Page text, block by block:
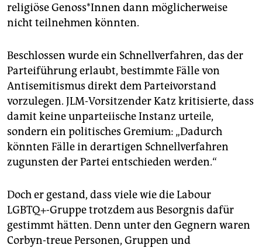
religiöse Genoss*Innen dann möglicherweise
nicht teilnehmen könnten.
Beschlossen wurde ein Schnellverfahren, das der
Parteiführung erlaubt, bestimmte Fälle von
Antisemitismus direkt dem Parteivorstand
vorzulegen. JLM-Vorsitzender Katz kritisierte, dass
damit keine unparteiische Instanz urteile,
sondern ein politisches Gremium: „Dadurch
könnten Fälle in derartigen Schnellverfahren
zugunsten der Partei entschieden werden.“
Doch er gestand, dass viele wie die Labour
LGBTQ+-Gruppe trotzdem aus Besorgnis dafür
gestimmt hätten. Denn unter den Gegnern waren
Corbyn-treue Personen, Gruppen und